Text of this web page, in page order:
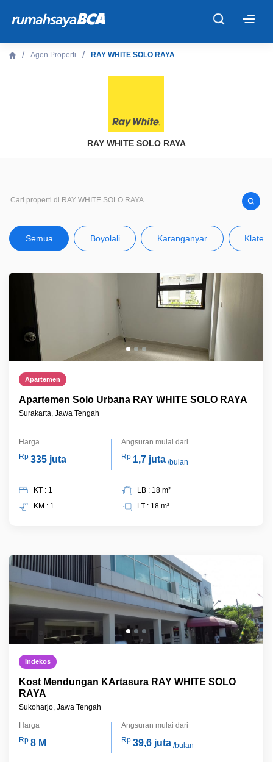
Properti Dijual
Fitur Unggulan
© 2026 PT Bank Central Asia Tbk
Agen Properti RAY WHITE SOLO RAYA
RAY WHITE SOLO RAYA
Semua Boyolali Karanganyar Klaten
Apartemen
Apartemen Solo Urbana RAY WHITE SOLO RAYA
Surakarta, Jawa Tengah
Harga
Rp 335 juta
Angsuran mulai dari
Rp 1,7 juta/bulan
KT : 1
KM : 1
LB : 18 m²
LT : 18 m²
Indekos
Kost Mendungan KArtasura RAY WHITE SOLO
RAYA
Sukoharjo, Jawa Tengah
Harga
Rp 8 M
Angsuran mulai dari
Rp 39,6 juta/bulan